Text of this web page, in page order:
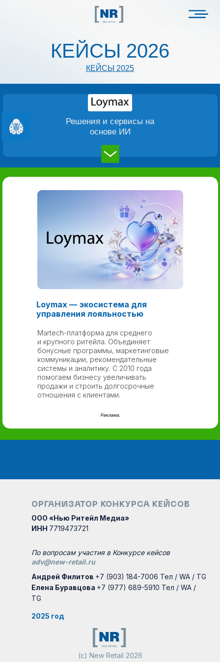
КЕЙСЫ 2025
КЕЙСЫ 2026
Решения и сервисы на
основе ИИ
Loymax — экосистема для
управления лояльностью
Martech-платформа для среднего
и крупного ритейла. Объединяет
бонусные программы, маркетинговые
коммуникации, рекомендательные
системы и аналитику. С 2010 года
помогаем бизнесу увеличивать
продажи и строить долгосрочные
отношения с клиентами.
Реклама.
ОРГАНИЗАТОР КОНКУРСА КЕЙСОВ
ООО «Нью Ритейл Медиа»
ИНН 7719473721
(с) New Retail 2026
2025 год
По вопросам участия в Конкурсе кейсов
adv@new-retail.ru
Андрей Филитов +7 (903) 184-7006 Тел / WA / TG
Елена Буравцова +7 (977) 689-5910 Тел / WA /
TG